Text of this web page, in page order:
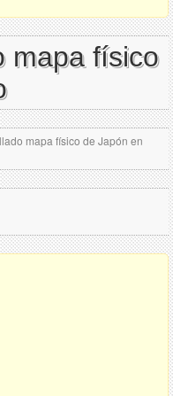
mapa físico
mapa físico de Japón en